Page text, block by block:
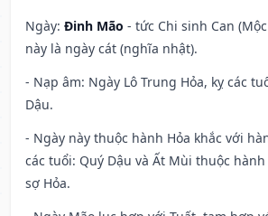
Ngày: Đinh Mão - tức Chi sinh Can
này là ngày cát (nghĩa nhật).
- Nạp âm: Ngày Lô Trung Hỏa, kỵ các
Dậu.
- Ngày này thuộc hành Hỏa khắc với
các tuổi: Quý Dậu và Ất Mùi thuộc
sợ Hỏa.